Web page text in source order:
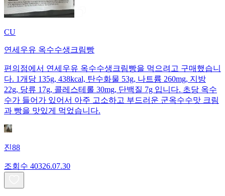
CU
연세우유 옥수수생크림빵
편의점에서 연세우유 옥수수생크림빵을 먹으려고 구매했습니
다. 1개당 135g, 438kcal, 탄수화물 53g, 나트륨 260mg, 지방
22g, 당류 17g, 콜레스테롤 30mg, 단백질 7g 입니다. 초당 옥수
수가 들어가 있어서 아주 고소하고 부드러운 군옥수수맛 크림
과 빵을 맛있게 먹었습니다.
진88
조회수 40326.07.30